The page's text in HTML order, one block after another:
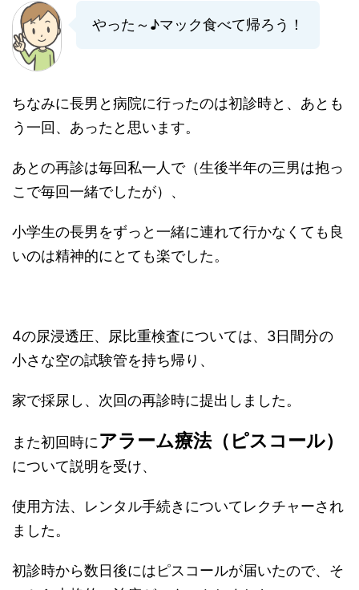
やった～♪マック食べて帰ろう！
ちなみに長男と病院に行ったのは初診時と、あとも
う一回、あったと思います。
あとの再診は毎回私一人で（生後半年の三男は抱っ
こで毎回一緒でしたが）、
小学生の長男をずっと一緒に連れて行かなくても良
いのは精神的にとても楽でした。
4の尿浸透圧、尿比重検査については、3日間分の
小さな空の試験管を持ち帰り、
家で採尿し、次回の再診時に提出しました。
また初回時にアラーム療法（ピスコール）
について説明を受け、
使用方法、レンタル手続きについてレクチャーされ
ました。
初診時から数日後にはピスコールが届いたので、そ